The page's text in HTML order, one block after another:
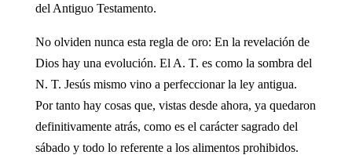
del Antiguo Testamento.
No olviden nunca esta regla de oro: En la revelación de
Dios hay una evolución. El A. T. es como la sombra del
N. T. Jesús mismo vino a perfeccionar la ley antigua.
Por tanto hay cosas que, vistas desde ahora, ya quedaron
definitivamente atrás, como es el carácter sagrado del
sábado y todo lo referente a los alimentos prohibidos.